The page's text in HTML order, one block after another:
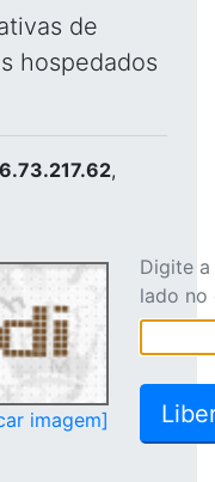
de
hospedados
,
imagem]
Digite
lado no